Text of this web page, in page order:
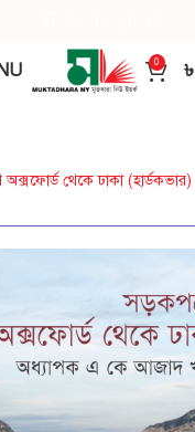
0 ৳
থেকে ঢাকা (হার্ডকভার)